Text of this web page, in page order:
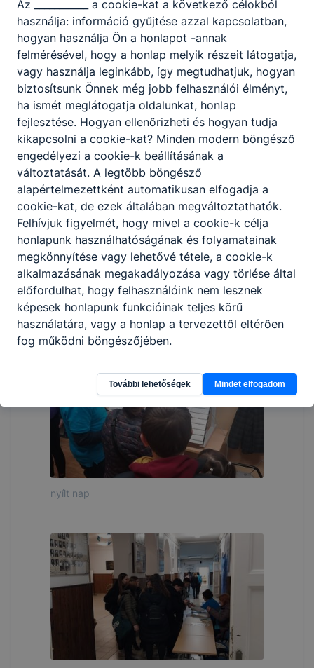
mesterségek éjjele
nyílt nap
Az ___________ a cookie-kat a következő célokból
használja: információ gyűjtése azzal kapcsolatban,
hogyan használja Ön a honlapot -annak
felmérésével, hogy a honlap melyik részeit látogatja,
vagy használja leginkább, így megtudhatjuk, hogyan
biztosítsunk Önnek még jobb felhasználói élményt,
ha ismét meglátogatja oldalunkat, honlap
fejlesztése. Hogyan ellenőrizheti és hogyan tudja
kikapcsolni a cookie-kat? Minden modern böngésző
engedélyezi a cookie-k beállításának a
változtatását. A legtöbb böngésző
alapértelmezettként automatikusan elfogadja a
cookie-kat, de ezek általában megváltoztathatók.
Felhívjuk figyelmét, hogy mivel a cookie-k célja
honlapunk használhatóságának és folyamatainak
megkönnyítése vagy lehetővé tétele, a cookie-k
alkalmazásának megakadályozása vagy törlése által
előfordulhat, hogy felhasználóink nem lesznek
képesek honlapunk funkcióinak teljes körű
használatára, vagy a honlap a tervezettől eltérően
fog működni böngészőjében.
További lehetőségek Mindet elfogadom